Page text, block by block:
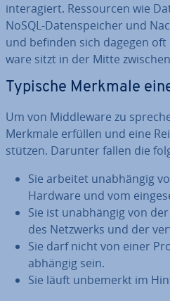
in­ter­agiert. Res­sour­cen wie
NoSQL-Da­ten­spei­cher und
und befinden sich dagegen
wa­re sitzt in der Mitte
Typische Merkmale
Um von Midd­le­wa­re zu
Merkmale erfüllen und eine
stüt­zen. Darunter fallen die
Sie arbeitet un­ab­hän­gig
Hardware und vom
Sie ist un­ab­hän­gig von
des Netzwerks und der
Sie darf nicht von einer
abhängig sein.
Sie läuft unbemerkt im